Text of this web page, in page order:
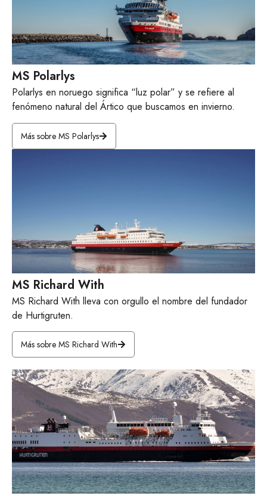
MS Polarlys
Polarlys en noruego significa “luz polar” y se refiere al
fenómeno natural del Ártico que buscamos en invierno.
Más sobre MS Polarlys
MS Richard With
MS Richard With lleva con orgullo el nombre del fundador
de Hurtigruten.
Más sobre MS Richard With